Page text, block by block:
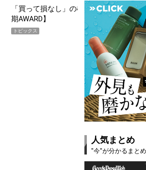
薄着になる季節の夏こそ“映える”タフな
SHOCK「GRAVITYMASTER」は本当に機
PR
人気まとめ
"今"が分かるまと